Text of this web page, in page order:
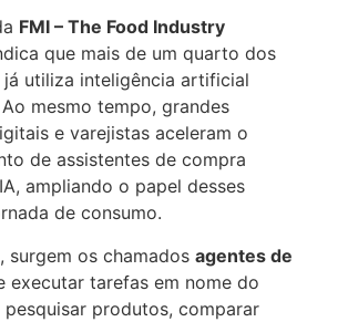
FMI – The Food Industry
que mais de um quarto dos
já utiliza inteligência artificial
mesmo tempo, grandes
e varejistas aceleram o
de assistentes de compra
ampliando o papel desses
de consumo.
surgem os chamadosagentes de
executar tarefas em nome do
pesquisar produtos, comparar